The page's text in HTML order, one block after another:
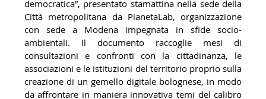
democratica”, presentato stamattina nella sede della
Città metropolitana da PianetaLab, organizzazione
con sede a Modena impegnata in sfide socio-
ambientali. Il documento raccoglie mesi di
consultazioni e confronti con la cittadinanza, le
associazioni e le istituzioni del territorio proprio sulla
creazione di un gemello digitale bolognese, in modo
da affrontare in maniera innovativa temi del calibro